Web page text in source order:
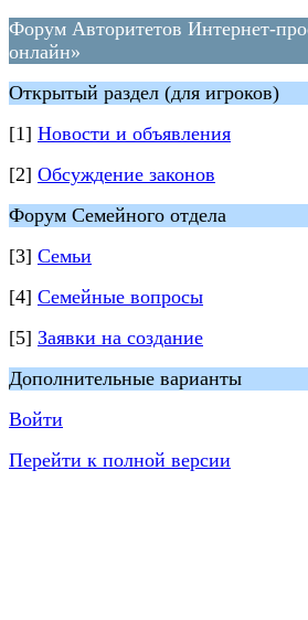
Форум Авторитетов Интернет-
онлайн»
Открытый раздел (для игроков)
[1] Новости и объявления
[2] Обсуждение законов
Форум Семейного отдела
[3] Семьи
[4] Семейные вопросы
[5] Заявки на создание
Дополнительные варианты
Войти
Перейти к полной версии